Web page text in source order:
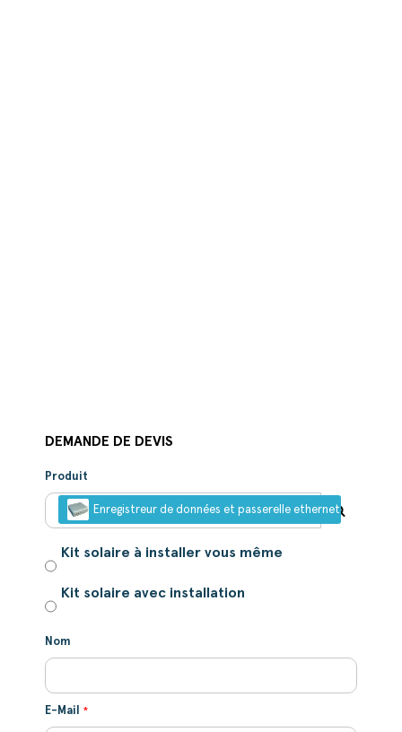
DEMANDE DE DEVIS
Produit
Enregistreur de données et passerelle ethernet pour
Kit solaire à installer vous même
Kit solaire avec installation
Nom
E-Mail